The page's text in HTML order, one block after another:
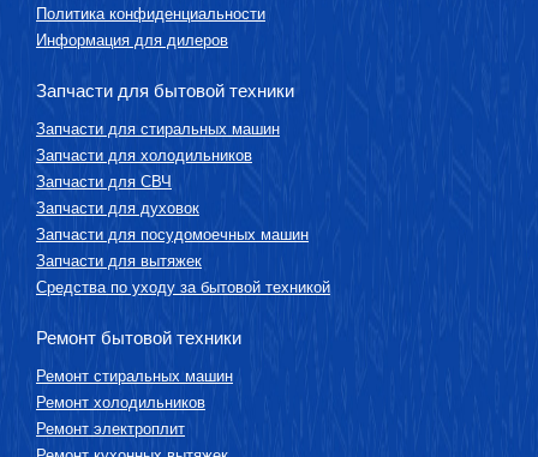
Политика конфиденциальности
Информация для дилеров
Запчасти для бытовой техники
Запчасти для стиральных машин
Запчасти для холодильников
Запчасти для СВЧ
Запчасти для духовок
Запчасти для посудомоечных машин
Запчасти для вытяжек
Средства по уходу за бытовой техникой
Ремонт бытовой техники
Ремонт стиральных машин
Ремонт холодильников
Ремонт электроплит